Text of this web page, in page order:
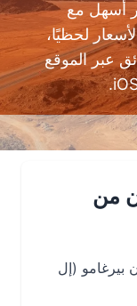
مع
لحظيًا،
الموقع
(إل